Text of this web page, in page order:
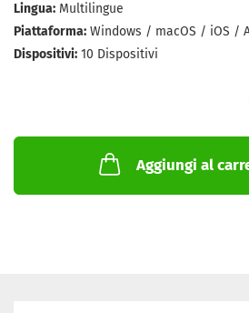
Lingua: Multilingue
Piattaforma: Windows / macOS / iOS /
Dispositivi: 10 Dispositivi
Aggiungi al